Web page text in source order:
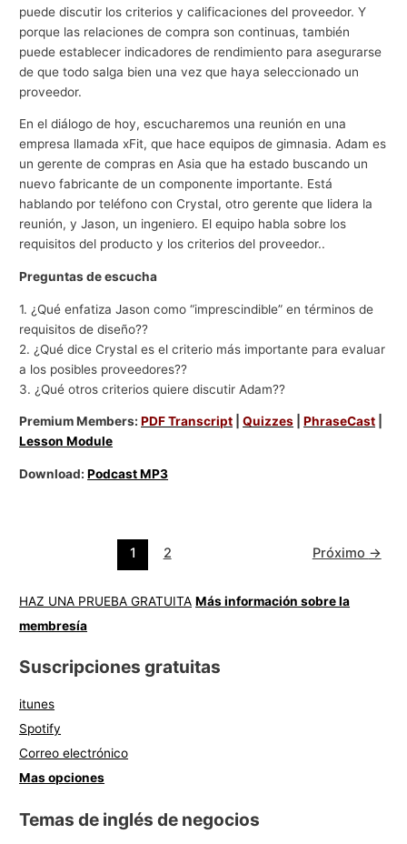
puede discutir los criterios y calificaciones del proveedor. Y
porque las relaciones de compra son continuas, también
puede establecer indicadores de rendimiento para asegurarse
de que todo salga bien una vez que haya seleccionado un
proveedor.
En el diálogo de hoy, escucharemos una reunión en una
empresa llamada xFit, que hace equipos de gimnasia. Adam es
un gerente de compras en Asia que ha estado buscando un
nuevo fabricante de un componente importante. Está
hablando por teléfono con Crystal, otro gerente que lidera la
reunión, y Jason, un ingeniero. El equipo habla sobre los
requisitos del producto y los criterios del proveedor..
Preguntas de escucha
1. ¿Qué enfatiza Jason como “imprescindible” en términos de
requisitos de diseño??
2. ¿Qué dice Crystal es el criterio más importante para evaluar
a los posibles proveedores??
3. ¿Qué otros criterios quiere discutir Adam??
Premium Members:PDF Transcript |Quizzes |PhraseCast
Lesson Module
Download:Podcast MP3
1 2 Próximo →
HAZ UNA PRUEBA GRATUITA Más información sobre la
membresía
Suscripciones gratuitas
itunes
Spotify
Correo electrónico
Mas opciones
Temas de inglés de negocios